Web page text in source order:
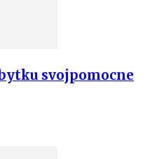
svojpomocne